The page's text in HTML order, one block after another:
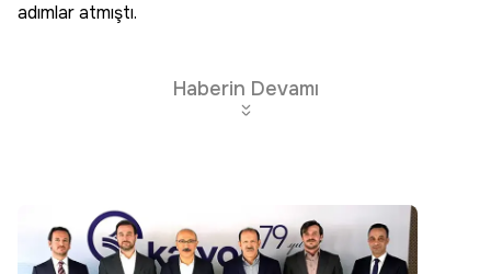
adımlar atmıştı.
Haberin Devamı